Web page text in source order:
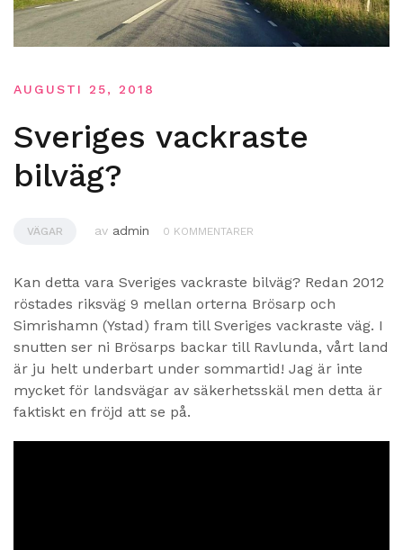
AUGUSTI 25, 2018
Sveriges vackraste
bilväg?
VÄGAR av admin 0 KOMMENTARER
Kan detta vara Sveriges vackraste bilväg? Redan 2012
röstades riksväg 9 mellan orterna Brösarp och
Simrishamn (Ystad) fram till Sveriges vackraste väg. I
snutten ser ni Brösarps backar till Ravlunda, vårt land
är ju helt underbart under sommartid! Jag är inte
mycket för landsvägar av säkerhetsskäl men detta är
faktiskt en fröjd att se på.